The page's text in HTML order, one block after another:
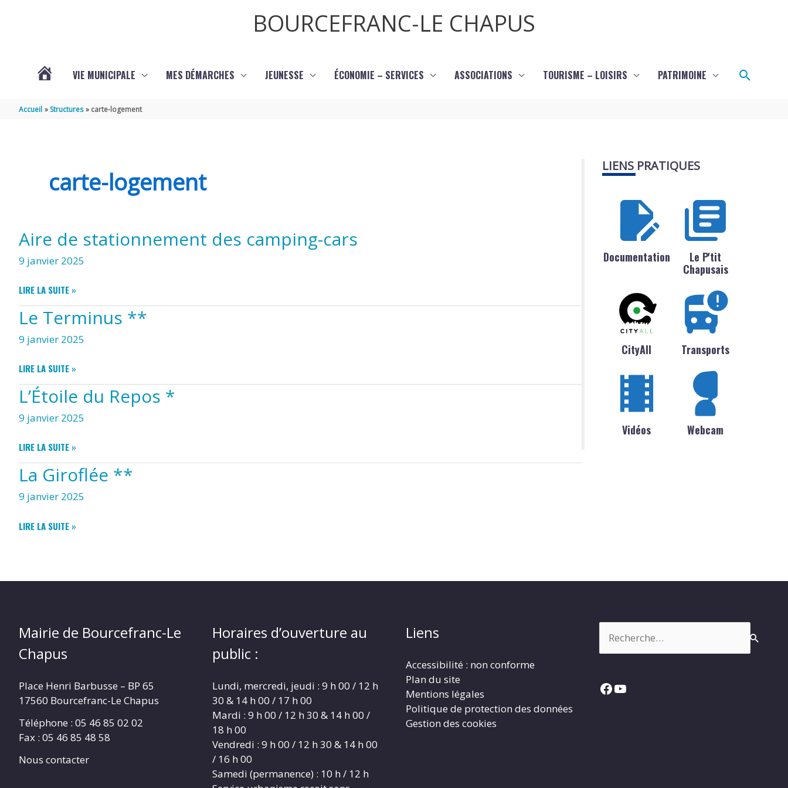
BOURCEFRANC-LE CHAPUS
VIE MUNICIPALE MES DÉMARCHES JEUNESSE ÉCONOMIE – SERVICES ASSOCIATIONS TOURISME – LOISIRS PATRIMOINE
Accueil Structures carte-logement
carte-logement
Aire de stationnement des camping-cars
9 janvier 2025
AIRE
STATIONNEMENT
DES
CAMPING-
LIRE LA SUITE »
Le Terminus **
9 janvier 2025
LE
**
LIRE LA SUITE »
L’Étoile du Repos *
9 janvier 2025
L’ÉTOILE
DU
REPOS
*
LIRE LA SUITE »
La Giroflée **
9 janvier 2025
LA
LIRE LA SUITE »
LIENS PRATIQUES
Documentation
Le P'tit
Chapusais
CityAll Transports
Vidéos Webcam
Mairie de Bourcefranc-Le
Chapus
Place Henri Barbusse – BP 65
17560 Bourcefranc-Le Chapus
Téléphone : 05 46 85 02 02
Fax : 05 46 85 48 58
Nous contacter
Horaires d’ouverture au
public :
Lundi, mercredi, jeudi : 9 h 00 / 12 h
30 & 14 h 00 / 17 h 00
Mardi : 9 h 00 / 12 h 30 & 14 h 00 /
18 h 00
Vendredi : 9 h 00 / 12 h 30 & 14 h 00
/ 16 h 00
Samedi (permanence) : 10 h / 12 h
Liens
Accessibilité : non conforme
Plan du site
Mentions légales
Politique de protection des données
Gestion des cookies
Facebook
YouTube